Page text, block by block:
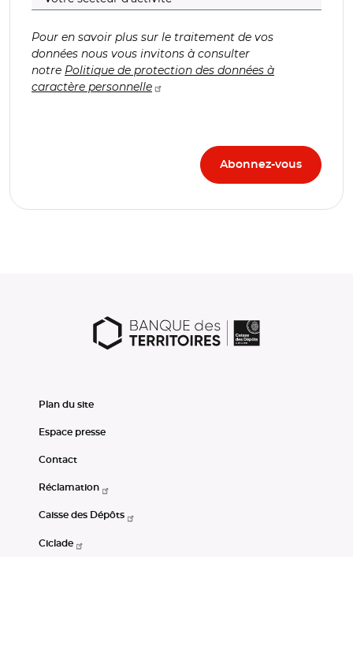
Pour en savoir plus sur le traitement de vos
données nous vous invitons à consulter
notre Politique de protection des données à
caractère personnelle
Plan du site
Espace presse
Contact
Réclamation
Caisse des Dépôts
Ciclade